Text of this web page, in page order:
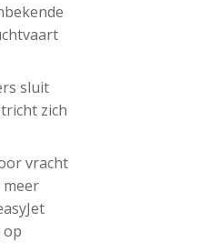
sluit
zich
vracht
op